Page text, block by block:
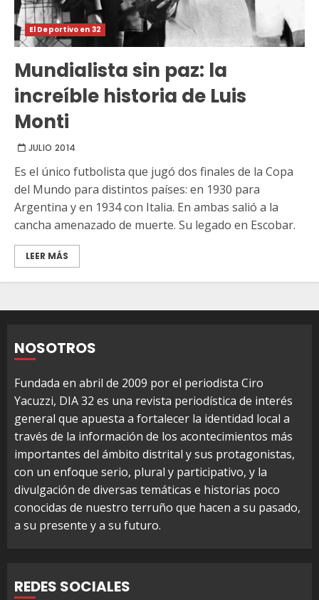
El Deportivo en 32
Mundialista sin paz: la
increíble historia de Luis
Monti
JULIO 2014
Es el único futbolista que jugó dos finales de la Copa
del Mundo para distintos países: en 1930 para
Argentina y en 1934 con Italia. En ambas salió a la
cancha amenazado de muerte. Su legado en Escobar.
LEER MÁS
NOSOTROS
Fundada en abril de 2009 por el periodista Ciro
Yacuzzi, DIA 32 es una revista periodística de interés
general que apuesta a fortalecer la identidad local a
través de la información de los acontecimientos más
importantes del ámbito distrital y sus protagonistas,
con un enfoque serio, plural y participativo, y la
divulgación de diversas temáticas e historias poco
conocidas de nuestro terruño que hacen a su pasado,
a su presente y a su futuro.
REDES SOCIALES